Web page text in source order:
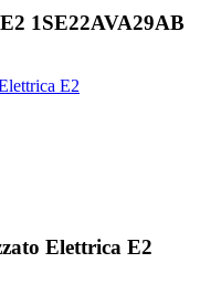
1SE22AVA29AB
Elettrica E2